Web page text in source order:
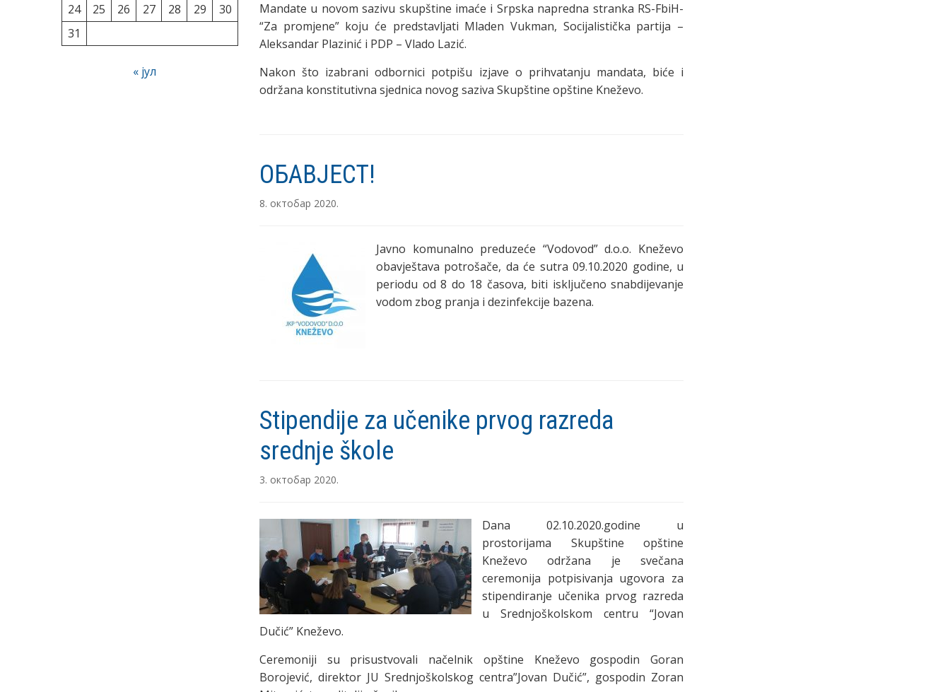
24
25 26 27 28 29
30
31
« јул
Mandate u novom sazivu skupštine imaće i Srpska napredna stranka RS-FbiH-
“Za promjene” koju će predstavljati Mladen Vukman, Socijalistička partija –
Aleksandar Plazinić i PDP – Vlado Lazić.
Nakon što izabrani odbornici potpišu izjave o prihvatanju mandata, biće i
održana konstitutivna sjednica novog saziva Skupštine opštine Kneževo.
ОБАВЈЕСТ!
8. октобар 2020.
Javno komunalno preduzeće “Vodovod” d.o.o. Kneževo
obavještava potrošače, da će sutra 09.10.2020 godine, u
periodu od 8 do 18 časova, biti isključeno snabdijevanje
vodom zbog pranja i dezinfekcije bazena.
Stipendije za učenike prvog razreda
srednje škole
3. октобар 2020.
Dana 02.10.2020.godine u
prostorijama Skupštine opštine
Kneževo održana je svečana
ceremonija potpisivanja ugovora za
stipendiranje učenika prvog razreda
u Srednjoškolskom centru “Jovan
Dučić” Kneževo.
Ceremoniji su prisustvovali načelnik opštine Kneževo gospodin Goran
Borojević, direktor JU Srednjoškolskog centra”Jovan Dučić”, gospodin Zoran